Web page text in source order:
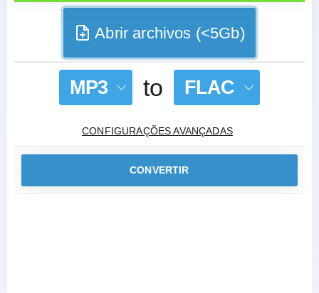
Abrir archivos (<5Gb)
MP3 to FLAC
CONFIGURAÇÕES AVANÇADAS
CONVERTIR